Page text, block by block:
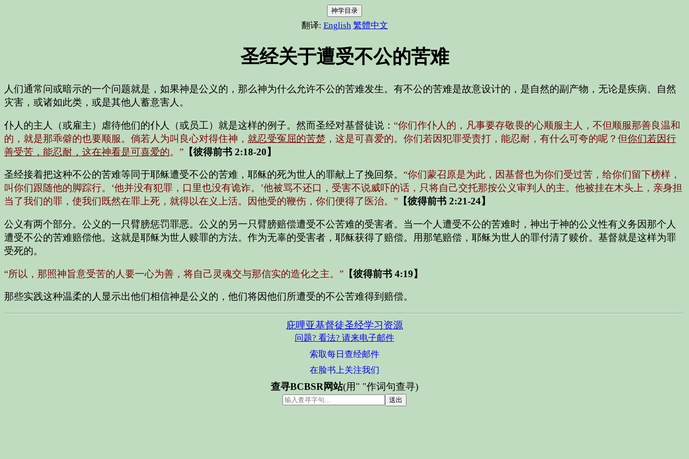
神学目录
翻译: English 繁體中文
圣经关于遭受不公的苦难
人们通常问或暗示的一个问题就是，如果神是公义的，那么神为什么允许不公的苦难发生。有不公的苦难是故意设计的，是自然的副产物，无论是疾病、自然
灾害，或诸如此类，或是其他人蓄意害人。
仆人的主人（或雇主）虐待他们的仆人（或员工）就是这样的例子。然而圣经对基督徒说： “你们作仆人的，凡事要存敬畏的心顺服主人，不但顺服那善良温和
的，就是那乖僻的也要顺服。倘若人为叫良心对得住神， 就忍受冤屈的苦楚 ，这是可喜爱的。你们若因犯罪受责打，能忍耐，有什么可夸的呢？但你们若因行
善受苦，能忍耐，这在神看是可喜爱的。” 【彼得前书 2:18-20】
圣经接着把这种不公的苦难等同于耶稣遭受不公的苦难，耶稣的死为世人的罪献上了挽回祭。 “你们蒙召原是为此，因基督也为你们受过苦，给你们留下榜样，
叫你们跟随他的脚踪行。‘他并没有犯罪，口里也没有诡诈。’他被骂不还口，受害不说威吓的话，只将自己交托那按公义审判人的主。他被挂在木头上，亲身担
当了我们的罪，使我们既然在罪上死，就得以在义上活。因他受的鞭伤，你们便得了医治。” 【彼得前书 2:21-24】
公义有两个部分。公义的一只臂膀惩罚罪恶。公义的另一只臂膀赔偿遭受不公苦难的受害者。当一个人遭受不公的苦难时，神出于神的公义性有义务因那个人
遭受不公的苦难赔偿他。这就是耶稣为世人赎罪的方法。作为无辜的受害者，耶稣获得了赔偿。用那笔赔偿，耶稣为世人的罪付清了赎价。基督就是这样为罪
受死的。
“所以，那照神旨意受苦的人要一心为善，将自己灵魂交与那信实的造化之主。” 【彼得前书 4:19】
那些实践这种温柔的人显示出他们相信神是公义的，他们将因他们所遭受的不公苦难得到赔偿。
庇哩亚基督徒圣经学习资源
问题? 看法? 请来电子邮件
索取每日查经邮件
在脸书上关注我们
查寻BCBSR网站(用" "作词句查寻)